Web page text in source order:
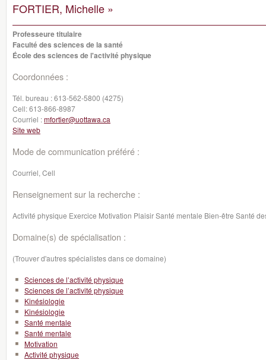
FORTIER, Michelle »
Professeure titulaire
Faculté des sciences de la santé
École des sciences de l'activité physique
Coordonnées :
Tél. bureau :613-562-5800 (4275)
Cell:613-866-8987
Courriel :mfortier@uottawa.ca
Site web
Mode de communication préféré :
Courriel, Cell
Renseignement sur la recherche :
Activité physique Exercice Motivation Plaisir Santé mentale Bien-être Santé
Domaine(s) de spécialisation :
(Trouver d'autres spécialistes dans ce domaine)
Sciences de l’activité physique
Sciences de l’activité physique
Kinésiologie
Kinésiologie
Santé mentale
Santé mentale
Motivation
Activité physique